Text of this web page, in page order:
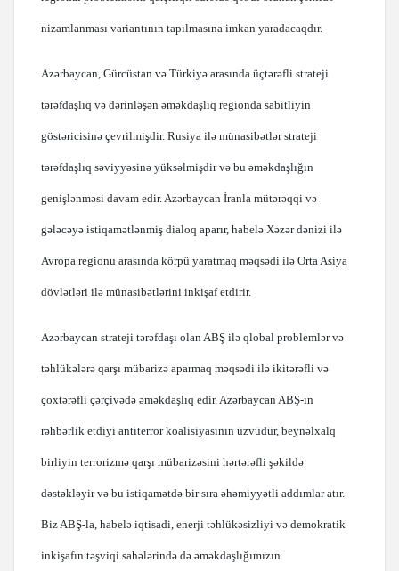
nizamlanması variantının tapılmasına imkan yaradacaqdır.
Azərbaycan, Gürcüstan və Türkiyə arasında üçtərəfli strateji
tərəfdaşlıq və dərinləşən əməkdaşlıq regionda sabitliyin
göstəricisinə çevrilmişdir. Rusiya ilə münasibətlər strateji
tərəfdaşlıq səviyyəsinə yüksəlmişdir və bu əməkdaşlığın
genişlənməsi davam edir. Azərbaycan İranla mütərəqqi və
gələcəyə istiqamətlənmiş dialoq aparır, habelə Xəzər dənizi ilə
Avropa regionu arasında körpü yaratmaq məqsədi ilə Orta Asiya
dövlətləri ilə münasibətlərini inkişaf etdirir.
Azərbaycan strateji tərəfdaşı olan ABŞ ilə qlobal problemlər və
təhlükələrə qarşı mübarizə aparmaq məqsədi ilə ikitərəfli və
çoxtərəfli çərçivədə əməkdaşlıq edir. Azərbaycan ABŞ-ın
rəhbərlik etdiyi antiterror koalisiyasının üzvüdür, beynəlxalq
birliyin terrorizmə qarşı mübarizəsini hərtərəfli şəkildə
dəstəkləyir və bu istiqamətdə bir sıra əhəmiyyətli addımlar atır.
Biz ABŞ-la, habelə iqtisadi, enerji təhlükəsizliyi və demokratik
inkişafın təşviqi sahələrində də əməkdaşlığımızın